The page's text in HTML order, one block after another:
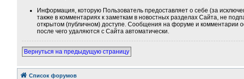
Информация, которую Пользователь предоставляет о себе (за
также в комментариях к заметкам в новостных разделах Сайта, не
открытом (публичном) доступе. Сообщения на форуме и комментарии
после чего удаляются с Сайта автоматически.
Вернуться на предыдущую страницу
Список форумов